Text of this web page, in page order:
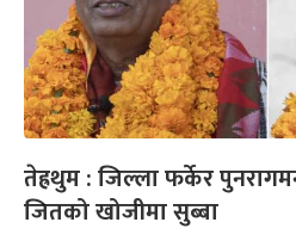
तेह्रथुम : जिल्ला फर्केर
जितको खोजीमा सुब्बा